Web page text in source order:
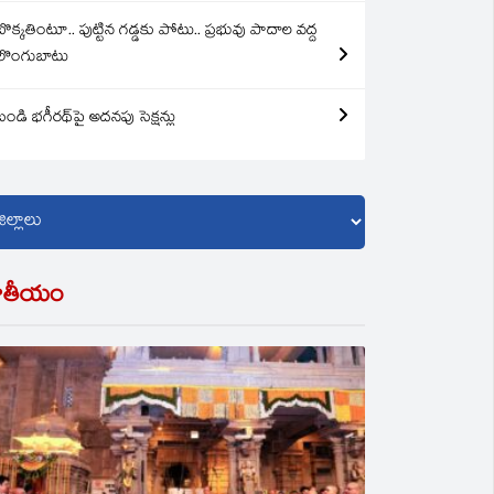
పుట్టిన గడ్డకు పోటు.. ప్రభువు పాదాల వద్ద
భగీరథ్‌పై అదనపు సెక్షన్లు